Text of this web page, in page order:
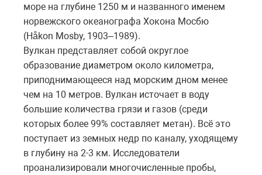
море на глубине 1250 м и названного именем
норвежского океанографа Хокона Мосбю
(Håkon Mosby, 1903–1989).
Вулкан представляет собой округлое
образование диаметром около километра,
приподнимающееся над морским дном менее
чем на 10 метров. Вулкан источает в воду
большие количества грязи и газов (среди
которых более 99% составляет метан). Всё это
поступает из земных недр по каналу, уходящему
в глубину на 2-3 км. Исследователи
проанализировали многочисленные пробы,